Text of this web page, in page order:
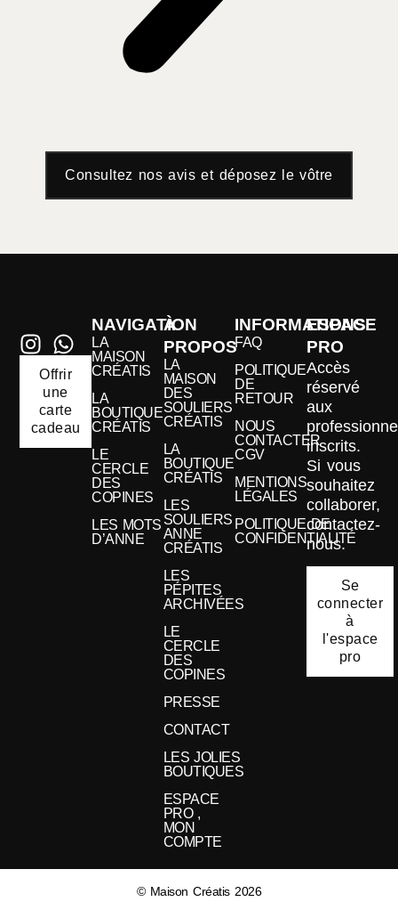
Consultez nos avis et déposez le vôtre
Offrir
une
carte
cadeau
NAVIGATION
LA
MAISON
CRÉATIS
LA
BOUTIQUE
CRÉATIS
LE
CERCLE
DES
COPINES
LES MOTS
D’ANNE
À
PROPOS
LA
MAISON
DES
SOULIERS
CRÉATIS
LA
BOUTIQUE
CRÉATIS
LES
SOULIERS
ANNE
CRÉATIS
LES
PÉPITES
ARCHIVÉES
LE
CERCLE
DES
COPINES
PRESSE
CONTACT
LES JOLIES
BOUTIQUES
ESPACE
PRO ,
MON
COMPTE
INFORMATIONS
FAQ
POLITIQUE
DE
RETOUR
NOUS
CONTACTER
CGV
MENTIONS
LÉGALES
POLITIQUE DE
CONFIDENTIALITÉ
ESPACE
PRO
Accès
réservé
aux
inscrits.
Si vous
souhaitez
collaborer,
contactez-
nous.
Se
connecter
à
l'espace
pro
© Maison Créatis 2026